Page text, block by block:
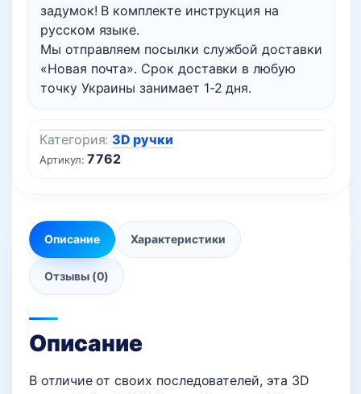
задумок! В комплекте инструкция на
русском языке.
Мы отправляем посылки службой доставки
«Новая почта». Срок доставки в любую
точку Украины занимает 1-2 дня.
Артикул:7762
Категория: 3D ручки
Описание Характеристики
Отзывы (0)
Описание
В отличие от своих последователей, эта 3D